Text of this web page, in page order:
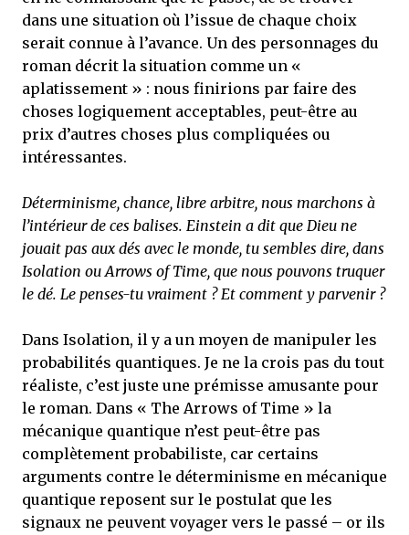
dans une situation où l’issue de chaque choix
serait connue à l’avance. Un des personnages du
roman décrit la situation comme un «
aplatissement » : nous finirions par faire des
choses logiquement acceptables, peut-être au
prix d’autres choses plus compliquées ou
intéressantes.
Déterminisme, chance, libre arbitre, nous marchons à
l’intérieur de ces balises. Einstein a dit que Dieu ne
jouait pas aux dés avec le monde, tu sembles dire, dans
Isolation ou Arrows of Time, que nous pouvons truquer
le dé. Le penses-tu vraiment ? Et comment y parvenir ?
Dans Isolation, il y a un moyen de manipuler les
probabilités quantiques. Je ne la crois pas du tout
réaliste, c’est juste une prémisse amusante pour
le roman. Dans « The Arrows of Time » la
mécanique quantique n’est peut-être pas
complètement probabiliste, car certains
arguments contre le déterminisme en mécanique
quantique reposent sur le postulat que les
signaux ne peuvent voyager vers le passé – or ils